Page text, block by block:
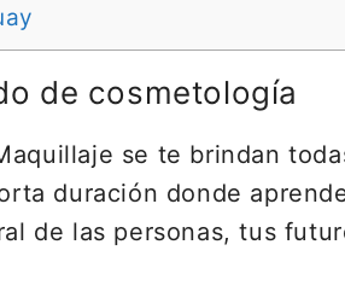
de cosmetología
se te brindan
duración donde
de las personas, tus